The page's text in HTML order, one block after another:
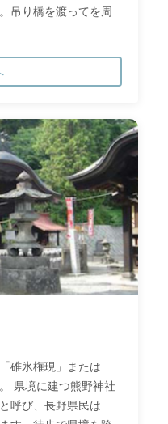
吊り橋を渡ってを周
碓氷権現」または
県境に建つ熊野神社
呼び、長野県民は